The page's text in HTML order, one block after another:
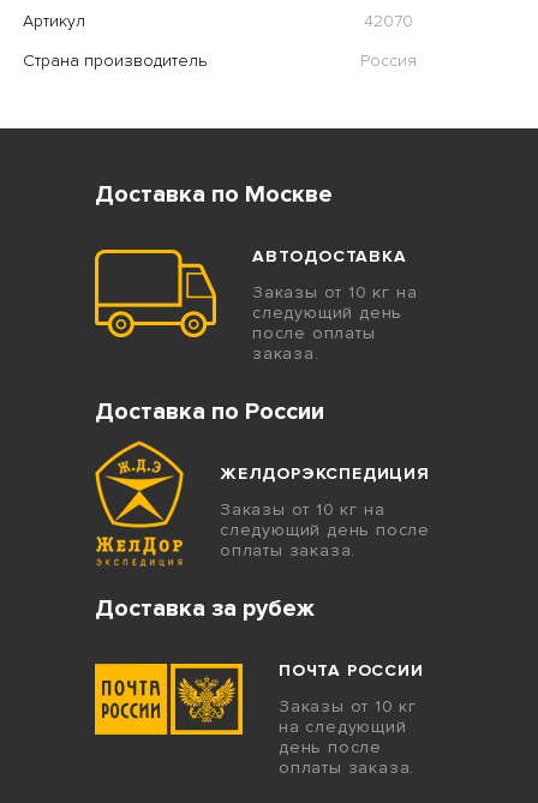
Артикул
42070
Страна производитель
Россия
Доставка по Москве
АВТОДОСТАВКА
Заказы от 10 кг на
следующий день
после оплаты
заказа.
Доставка по России
ЖЕЛДОРЭКСПЕДИЦИЯ
Заказы от 10 кг на
следующий день после
оплаты заказа.
Доставка за рубеж
ПОЧТА РОССИИ
Заказы от 10 кг
на следующий
день после
оплаты заказа.